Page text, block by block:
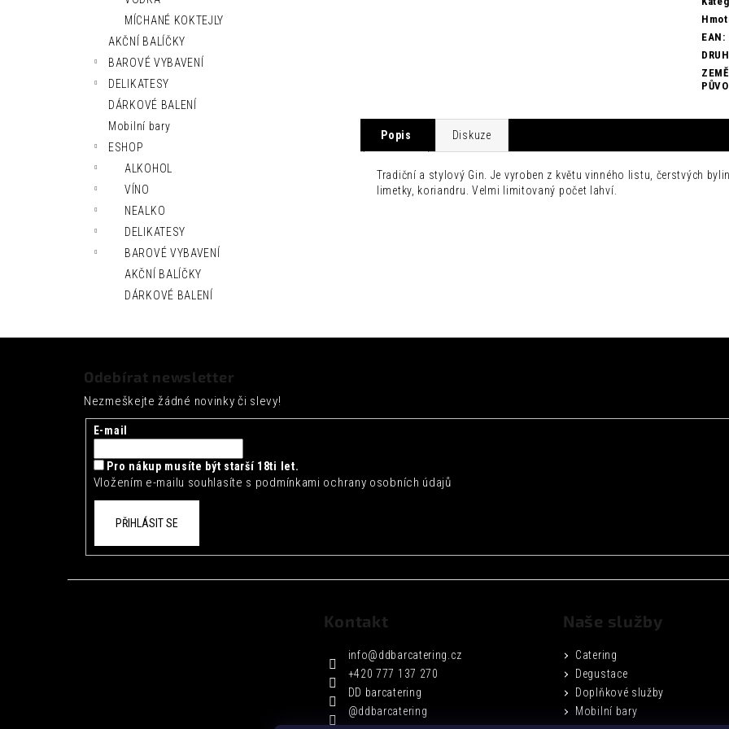
MÍCHANÉ KOKTEJLY
AKČNÍ BALÍČKY
BAROVÉ VYBAVENÍ
DELIKATESY
DÁRKOVÉ BALENÍ
Mobilní bary
ESHOP
ALKOHOL
VÍNO
NEALKO
DELIKATESY
BAROVÉ VYBAVENÍ
AKČNÍ BALÍČKY
DÁRKOVÉ BALENÍ
EAN :
DRUH
ZEMĚ
Popis Diskuze
Tradiční a stylový Gin. Je vyroben z květu vinného listu, čerstvých
limetky, koriandru. Velmi limitovaný počet lahví.
Odebírat newsletter
Nezmeškejte žádné novinky či slevy!
E-mail
Pro nákup musíte být starší 18ti let.
Vložením e-mailu souhlasíte s podmínkami ochrany osobních údajů
PŘIHLÁSIT SE
Kontakt
info@ddbarcatering.cz
+420 777 137 270
DD barcatering
@ddbarcatering
Naše služby
Catering
Degustace
Doplňkové služby
Mobilní bary